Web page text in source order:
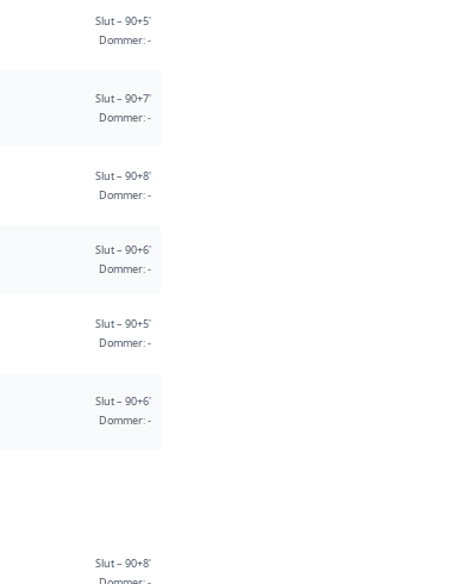
Slut – 90+5'
Dommer: -
Slut – 90+7'
Dommer: -
Slut – 90+8'
Dommer: -
Slut – 90+6'
Dommer: -
Slut – 90+5'
Dommer: -
Slut – 90+6'
Dommer: -
Slut – 90+8'